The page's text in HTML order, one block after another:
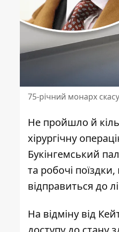
75-річний монарх
Не пройшло й
хірургічну
Букінгемський
та робочі
відправиться до
На відміну від